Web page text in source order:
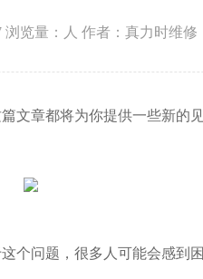
浏览量： 人 作者：真力时维修
章都将为你提供一些新的见
问题，很多人可能会感到